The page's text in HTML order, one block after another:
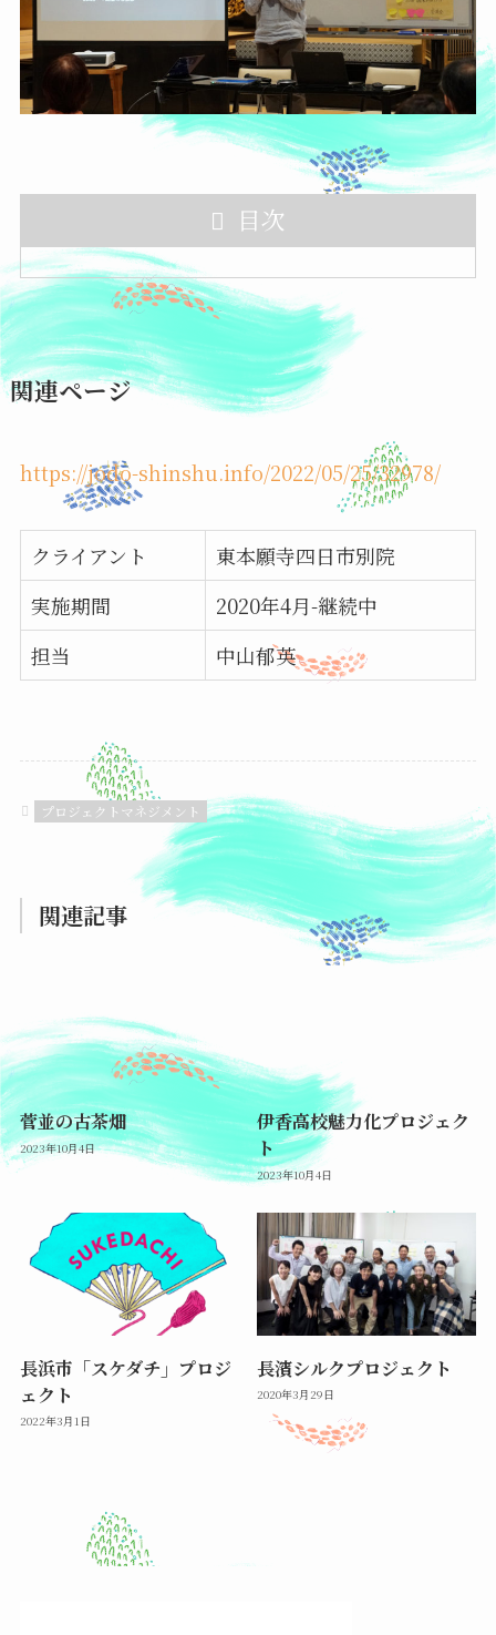
目次
関連ページ
https://jodo-shinshu.info/2022/05/25/32978/
クライアント
東本願寺四日市別院
実施期間
2020年4月-継続中
担当
中山郁英
プロジェクトマネジメント
関連記事
菅並の古茶畑
2023年10月4日
伊香高校魅力化プロジェク
ト
2023年10月4日
長浜市「スケダチ」プロジ
ェクト
2022年3月1日
長濱シルクプロジェクト
2020年3月29日